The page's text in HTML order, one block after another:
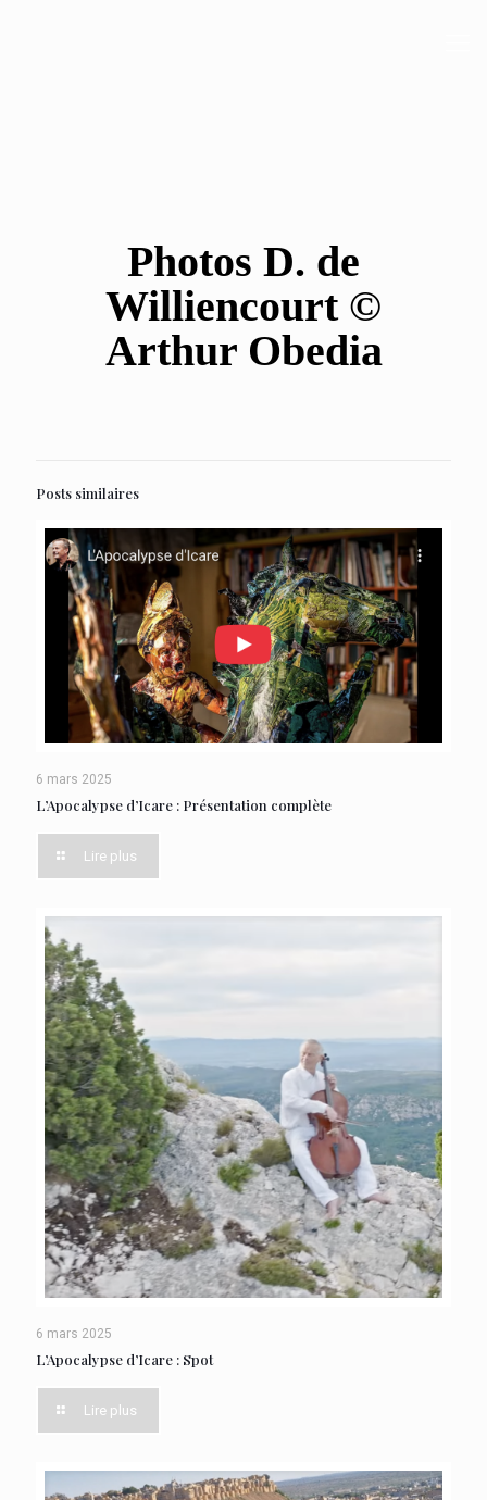
Photos D. de
Williencourt ©
Arthur Obedia
Posts similaires
6 mars 2025
L’Apocalypse d’Icare : Présentation complète
Lire plus
6 mars 2025
L’Apocalypse d’Icare : Spot
Lire plus